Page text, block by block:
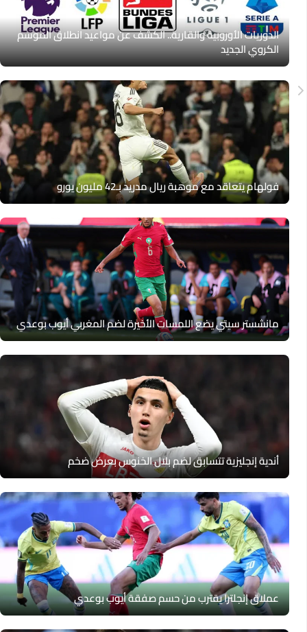
الدوريات الأوروبية والقارية.. الكشف عن مواعيد انطلاق الموسم
الكروي الجديد
فولهام يتعاقد مع موهبة ريال مدريد بـ42 مليون يورو
مانشستر سيتي يضع اللمسات الأخيرة لضم المغربي أيوب بوعدي
أندية إنجليزية تتسابق لضم بلال الخنوس بعرض ضخم
عملاق إنجلترا يقترب من حسم صفقة أيوب بوعدي